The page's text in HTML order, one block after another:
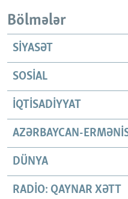
Bölmələr
SIYASƏT
SOSIAL
İQTISADIYYAT
AZƏRBAYCAN-
DÜNYA
RADIO: QAYNAR XƏTT